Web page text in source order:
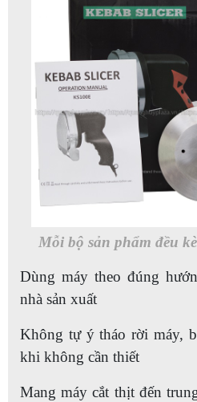
Mỗi bộ sản phẩm đều
Dùng máy theo đúng
nhà sản xuất
Không tự ý tháo rời máy,
khi không cần thiết
Mang máy cắt thịt đến